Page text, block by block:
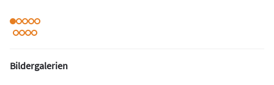
Bildergalerien